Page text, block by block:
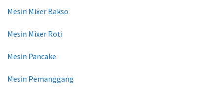
Mesin Mixer Bakso
Mesin Mixer Roti
Mesin Pancake
Mesin Pemanggang